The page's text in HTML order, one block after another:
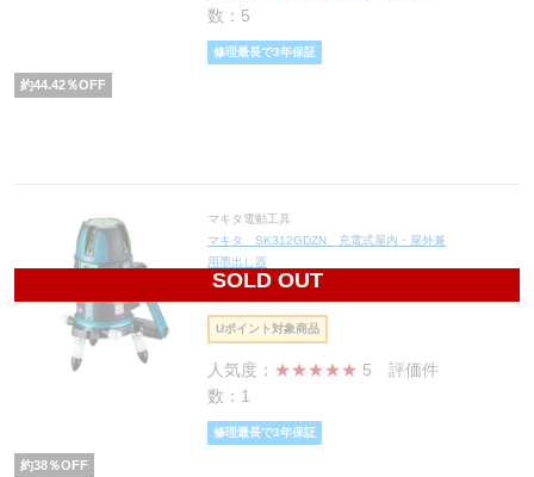
数：5
修理最長で3年保証
約44.42％OFF
SOLD OUT
マキタ電動工具
マキタ SK312GDZN 充電式屋内・屋外兼
用墨出し器
104,160
Uポイント対象商品
人気度： ★★★★★ 5 評価件
数：1
修理最長で3年保証
約38％OFF